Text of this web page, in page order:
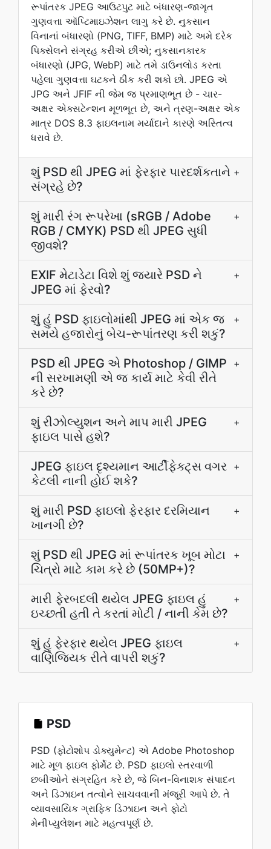
રૂપાંતરક JPEG આઉટપુટ માટે બંધારણ-જાગૃત
ગુણવત્તા ઑપ્ટિમાઇઝેશન લાગુ કરે છે. નુકસાન
વિનાનાં બંધારણો (PNG, TIFF, BMP) માટે અમે દરેક
પિક્સેલને સંગ્રહ કરીએ છીએ; નુકસાનકારક
બંધારણો (JPG, WebP) માટે તમે ડાઉનલોડ કરતા
પહેલા ગુણવત્તા ઘટકને ઠીક કરી શકો છો. JPEG એ
JPG અને JFIF ની જેમ જ પ્રમાણભૂત છે - ચાર-
અક્ષર એક્સટેન્શન મૂળભૂત છે, અને ત્રણ-અક્ષર એક
માત્ર DOS 8.3 ફાઇલનામ મર્યાદાને કારણે અસ્તિત્વ
ધરાવે છે.
શું PSD થી JPEG માં ફેરફાર પારદર્શકતાને
સંગ્રહે છે?
+
શું મારી રંગ રૂપરેખા (sRGB / Adobe
RGB / CMYK) PSD થી JPEG સુધી
જીવશે?
+
EXIF મેટાડેટા વિશે શું જ્યારે PSD ને
JPEG માં ફેરવો?
+
શું હું PSD ફાઇલોમાંથી JPEG માં એક જ
સમયે હજારોનું બેચ-રૂપાંતરણ કરી શકું?
+
PSD થી JPEG એ Photoshop / GIMP
ની સરખામણી એ જ કાર્ય માટે કેવી રીતે
કરે છે?
+
શું રીઝોલ્યુશન અને માપ મારી JPEG
ફાઇલ પાસે હશે?
+
JPEG ફાઇલ દૃશ્યમાન આર્ટીફેક્ટ્સ વગર
કેટલી નાની હોઈ શકે?
+
શું મારી PSD ફાઇલો ફેરફાર દરમિયાન
ખાનગી છે?
+
શું PSD થી JPEG માં રૂપાંતરક ખૂબ મોટા
ચિત્રો માટે કામ કરે છે (50MP+)?
+
મારી ફેરબદલી થયેલ JPEG ફાઇલ હું
ઇચ્છતી હતી તે કરતાં મોટી / નાની કેમ છે?
+
શું હું ફેરફાર થયેલ JPEG ફાઇલ
વાણિજ્યિક રીતે વાપરી શકું?
+
PSD
PSD (ફોટોશોપ ડોક્યુમેન્ટ) એ Adobe Photoshop
માટે મૂળ ફાઇલ ફોર્મેટ છે. PSD ફાઇલો સ્તરવાળી
છબીઓને સંગ્રહિત કરે છે, જે બિન-વિનાશક સંપાદન
અને ડિઝાઇન તત્વોને સાચવવાની મંજૂરી આપે છે. તે
વ્યાવસાયિક ગ્રાફિક ડિઝાઇન અને ફોટો
મેનીપ્યુલેશન માટે મહત્વપૂર્ણ છે.